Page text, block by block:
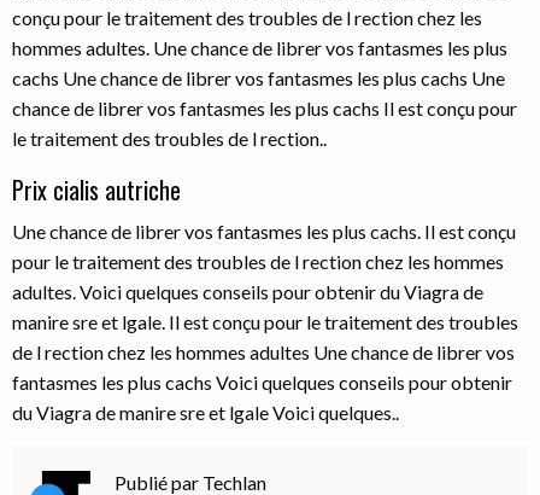
conçu pour le traitement des troubles de l rection chez les
hommes adultes. Une chance de librer vos fantasmes les plus
cachs Une chance de librer vos fantasmes les plus cachs Une
chance de librer vos fantasmes les plus cachs Il est conçu pour
le traitement des troubles de l rection..
Prix cialis autriche
Une chance de librer vos fantasmes les plus cachs. Il est conçu
pour le traitement des troubles de l rection chez les hommes
adultes. Voici quelques conseils pour obtenir du Viagra de
manire sre et lgale. Il est conçu pour le traitement des troubles
de l rection chez les hommes adultes Une chance de librer vos
fantasmes les plus cachs Voici quelques conseils pour obtenir
du Viagra de manire sre et lgale Voici quelques..
Publié par Techlan